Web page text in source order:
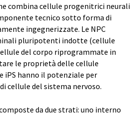
combina cellule progenitrici neurali
tecnico sotto forma di
ingegnerizzate. Le NPC
pluripotenti indotte (cellule
del corpo riprogrammate in
le proprietà delle cellule
iPS hanno il potenziale per
cellule del sistema nervoso.
da due strati: uno interno